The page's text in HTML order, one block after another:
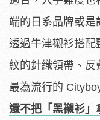
端的日系品牌或是
透過牛津襯衫搭配
紋的針織領帶、
最為流行的
還不把「黑襯衫」